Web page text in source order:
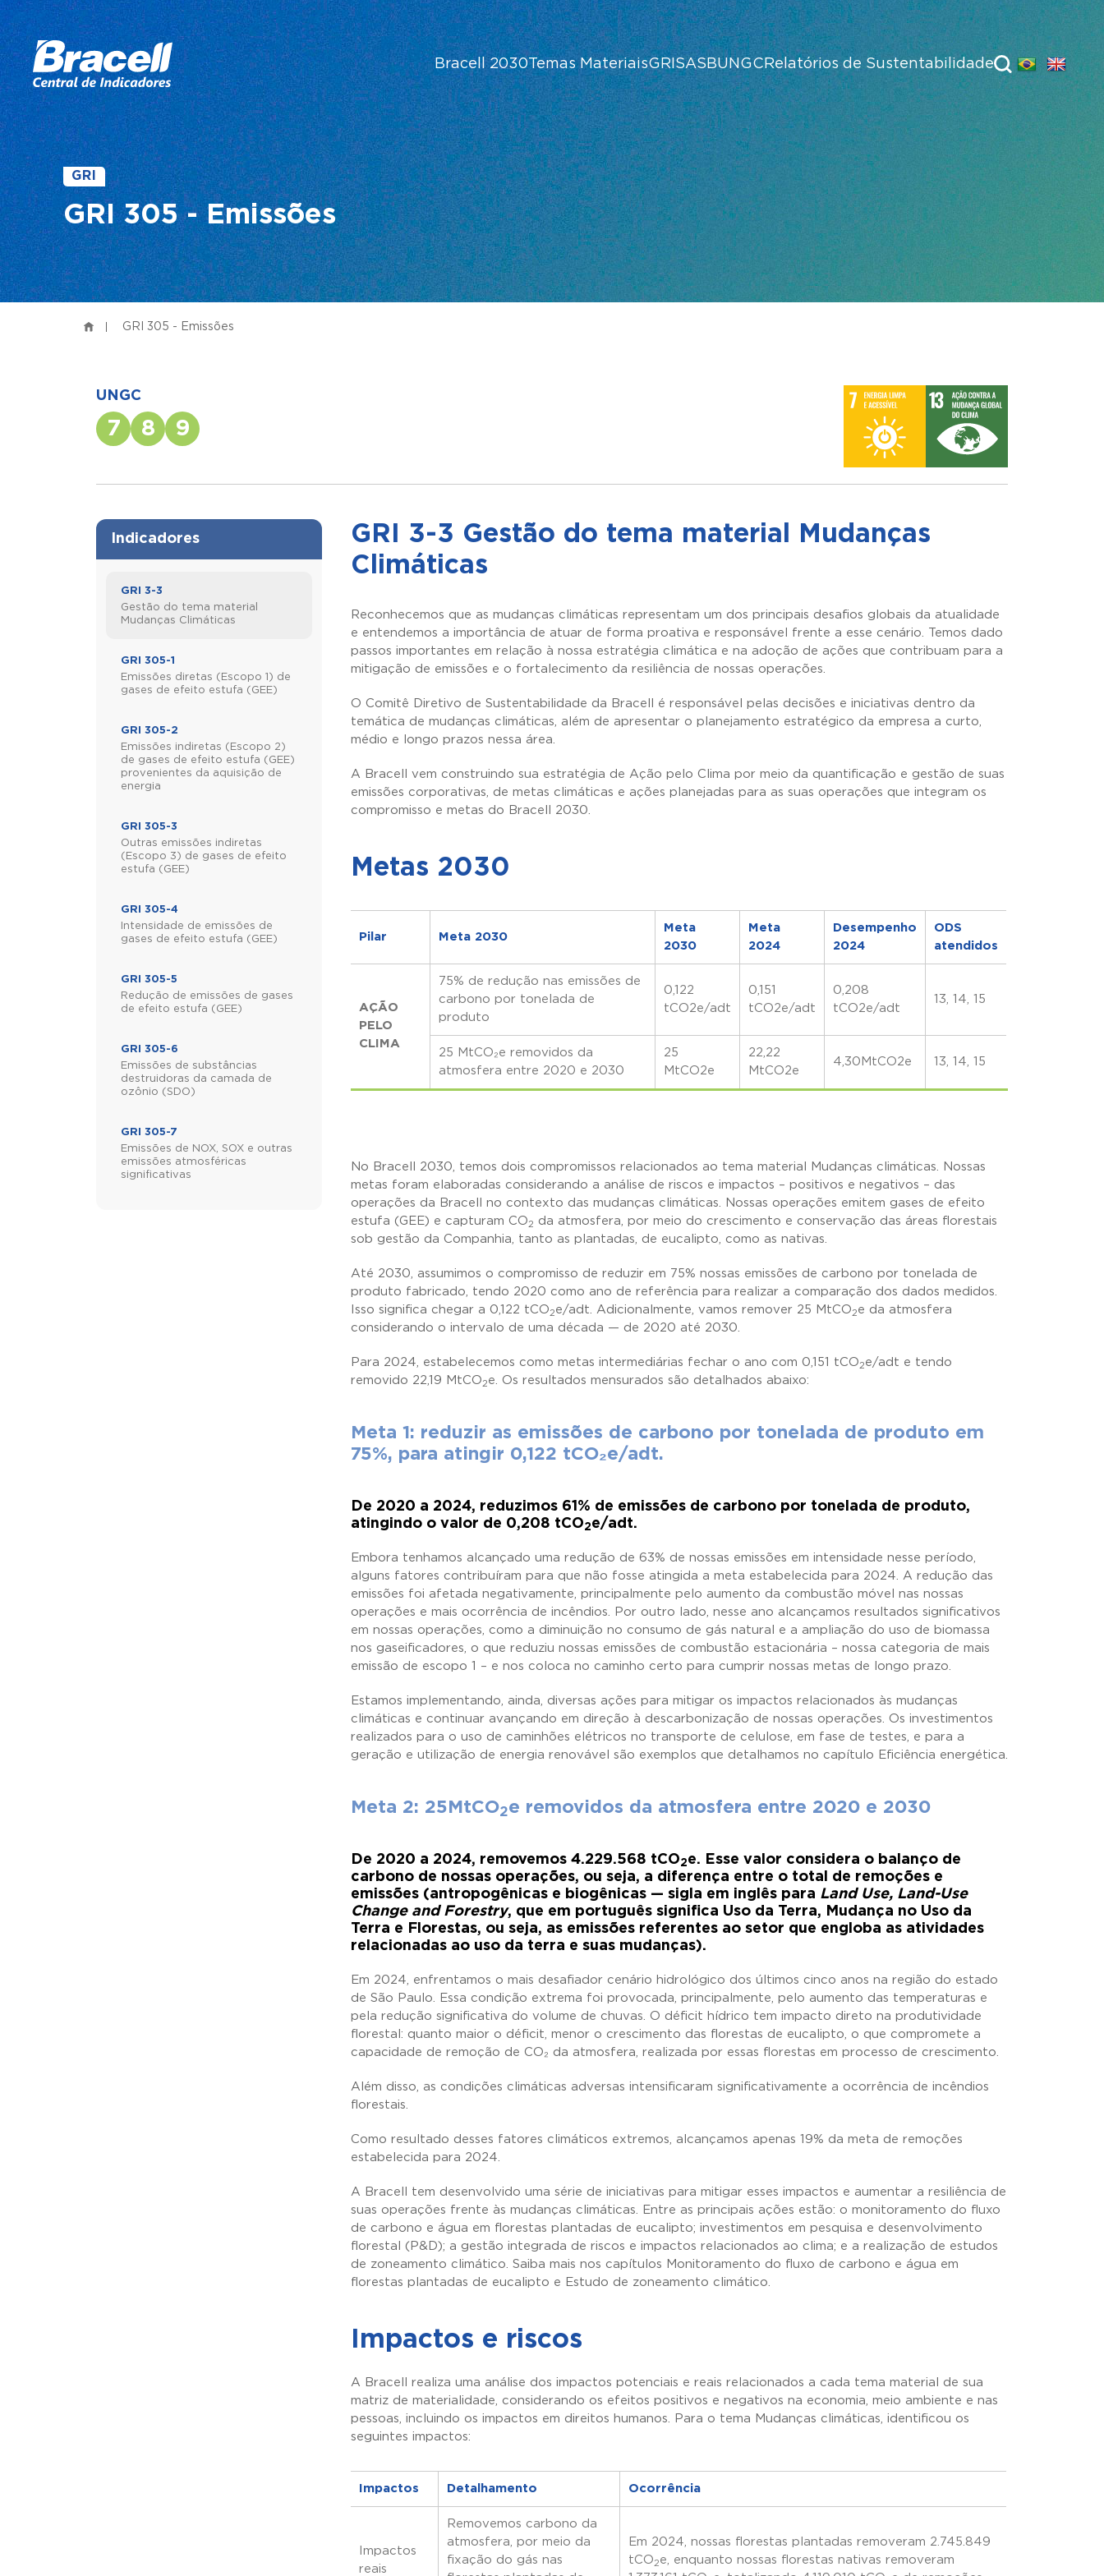
Bracell 2030Temas MateriaisGRISASBUNGC Relatórios de Sustentabilidade
GRI
GRI 305 - Emissões
GRI 305 - Emissões
UNGC
7 8 9
Indicadores
GRI 3-3
Gestão do tema material
Mudanças Climáticas
GRI 305-1
Emissões diretas (Escopo 1) de
gases de efeito estufa (GEE)
GRI 305-2
Emissões indiretas (Escopo 2)
de gases de efeito estufa (GEE)
provenientes da aquisição de
energia
GRI 305-3
Outras emissões indiretas
(Escopo 3) de gases de efeito
estufa (GEE)
GRI 305-4
Intensidade de emissões de
gases de efeito estufa (GEE)
GRI 305-5
Redução de emissões de gases
de efeito estufa (GEE)
GRI 305-6
Emissões de substâncias
destruidoras da camada de
ozônio (SDO)
GRI 305-7
Emissões de NOX, SOX e outras
emissões atmosféricas
significativas
GRI 3-3 Gestão do tema material Mudanças
Climáticas
Reconhecemos que as mudanças climáticas representam um dos principais desafios globais da atualidade
e entendemos a importância de atuar de forma proativa e responsável frente a esse cenário. Temos dado
passos importantes em relação à nossa estratégia climática e na adoção de ações que contribuam para a
mitigação de emissões e o fortalecimento da resiliência de nossas operações.
O Comitê Diretivo de Sustentabilidade da Bracell é responsável pelas decisões e iniciativas dentro da
temática de mudanças climáticas, além de apresentar o planejamento estratégico da empresa a curto,
médio e longo prazos nessa área.
A Bracell vem construindo sua estratégia de Ação pelo Clima por meio da quantificação e gestão de suas
emissões corporativas, de metas climáticas e ações planejadas para as suas operações que integram os
compromisso e metas do Bracell 2030.
Metas 2030
Pilar Meta 2030
Meta
2030
Meta
2024
Desempenho
2024
ODS
atendidos
AÇÃO
PELO
CLIMA
75% de redução nas emissões de
carbono por tonelada de
produto
0,122
tCO2e/adt
0,151
tCO2e/adt
0,208
tCO2e/adt
13, 14, 15
25 MtCO₂e removidos da
atmosfera entre 2020 e 2030
25
MtCO2e
22,22
MtCO2e
4,30MtCO2e 13, 14, 15
No Bracell 2030, temos dois compromissos relacionados ao tema material Mudanças climáticas. Nossas
metas foram elaboradas considerando a análise de riscos e impactos – positivos e negativos – das
operações da Bracell no contexto das mudanças climáticas. Nossas operações emitem gases de efeito
estufa (GEE) e capturam CO 2
da atmosfera, por meio do crescimento e conservação das áreas florestais
sob gestão da Companhia, tanto as plantadas, de eucalipto, como as nativas.
Até 2030, assumimos o compromisso de reduzir em 75% nossas emissões de carbono por tonelada de
produto fabricado, tendo 2020 como ano de referência para realizar a comparação dos dados medidos.
Isso significa chegar a 0,122 tCO 2 e/adt. Adicionalmente, vamos remover 25 MtCO 2 e da atmosfera
considerando o intervalo de uma década — de 2020 até 2030.
Para 2024, estabelecemos como metas intermediárias fechar o ano com 0,151 tCO 2 e/adt e tendo
removido 22,19 MtCO 2 e. Os resultados mensurados são detalhados abaixo:
Meta 1: reduzir as emissões de carbono por tonelada de produto em
75%, para atingir 0,122 tCO₂e/adt.
De 2020 a 2024, reduzimos 61% de emissões de carbono por tonelada de produto,
atingindo o valor de 0,208 tCO2e/adt.
Embora tenhamos alcançado uma redução de 63% de nossas emissões em intensidade nesse período,
alguns fatores contribuíram para que não fosse atingida a meta estabelecida para 2024. A redução das
emissões foi afetada negativamente, principalmente pelo aumento da combustão móvel nas nossas
operações e mais ocorrência de incêndios. Por outro lado, nesse ano alcançamos resultados significativos
em nossas operações, como a diminuição no consumo de gás natural e a ampliação do uso de biomassa
nos gaseificadores, o que reduziu nossas emissões de combustão estacionária – nossa categoria de mais
emissão de escopo 1 – e nos coloca no caminho certo para cumprir nossas metas de longo prazo.
Estamos implementando, ainda, diversas ações para mitigar os impactos relacionados às mudanças
climáticas e continuar avançando em direção à descarbonização de nossas operações. Os investimentos
realizados para o uso de caminhões elétricos no transporte de celulose, em fase de testes, e para a
geração e utilização de energia renovável são exemplos que detalhamos no capítulo Eficiência energética.
Meta 2: 25MtCO2e removidos da atmosfera entre 2020 e 2030
De 2020 a 2024, removemos 4.229.568 tCO2e. Esse valor considera o balanço de
carbono de nossas operações, ou seja, a diferença entre o total de remoções e
emissões (antropogênicas e biogênicas — sigla em inglês para Land Use, Land-Use
Change and Forestry, que em português significa Uso da Terra, Mudança no Uso da
Terra e Florestas, ou seja, as emissões referentes ao setor que engloba as atividades
relacionadas ao uso da terra e suas mudanças).
Em 2024, enfrentamos o mais desafiador cenário hidrológico dos últimos cinco anos na região do estado
de São Paulo. Essa condição extrema foi provocada, principalmente, pelo aumento das temperaturas e
pela redução significativa do volume de chuvas. O déficit hídrico tem impacto direto na produtividade
florestal: quanto maior o déficit, menor o crescimento das florestas de eucalipto, o que compromete a
capacidade de remoção de CO₂ da atmosfera, realizada por essas florestas em processo de crescimento.
Além disso, as condições climáticas adversas intensificaram significativamente a ocorrência de incêndios
florestais.
Como resultado desses fatores climáticos extremos, alcançamos apenas 19% da meta de remoções
estabelecida para 2024.
A Bracell tem desenvolvido uma série de iniciativas para mitigar esses impactos e aumentar a resiliência de
suas operações frente às mudanças climáticas. Entre as principais ações estão: o monitoramento do fluxo
de carbono e água em florestas plantadas de eucalipto; investimentos em pesquisa e desenvolvimento
florestal (P&D); a gestão integrada de riscos e impactos relacionados ao clima; e a realização de estudos
de zoneamento climático. Saiba mais nos capítulos Monitoramento do fluxo de carbono e água em
florestas plantadas de eucalipto e Estudo de zoneamento climático.
Impactos e riscos
A Bracell realiza uma análise dos impactos potenciais e reais relacionados a cada tema material de sua
matriz de materialidade, considerando os efeitos positivos e negativos na economia, meio ambiente e nas
pessoas, incluindo os impactos em direitos humanos. Para o tema Mudanças climáticas, identificou os
seguintes impactos:
Impactos Detalhamento Ocorrência
Impactos
reais
Removemos carbono da
atmosfera, por meio da
fixação do gás nas
Em 2024, nossas florestas plantadas removeram 2.745.849
tCO 2 e, enquanto nossas florestas nativas removeram